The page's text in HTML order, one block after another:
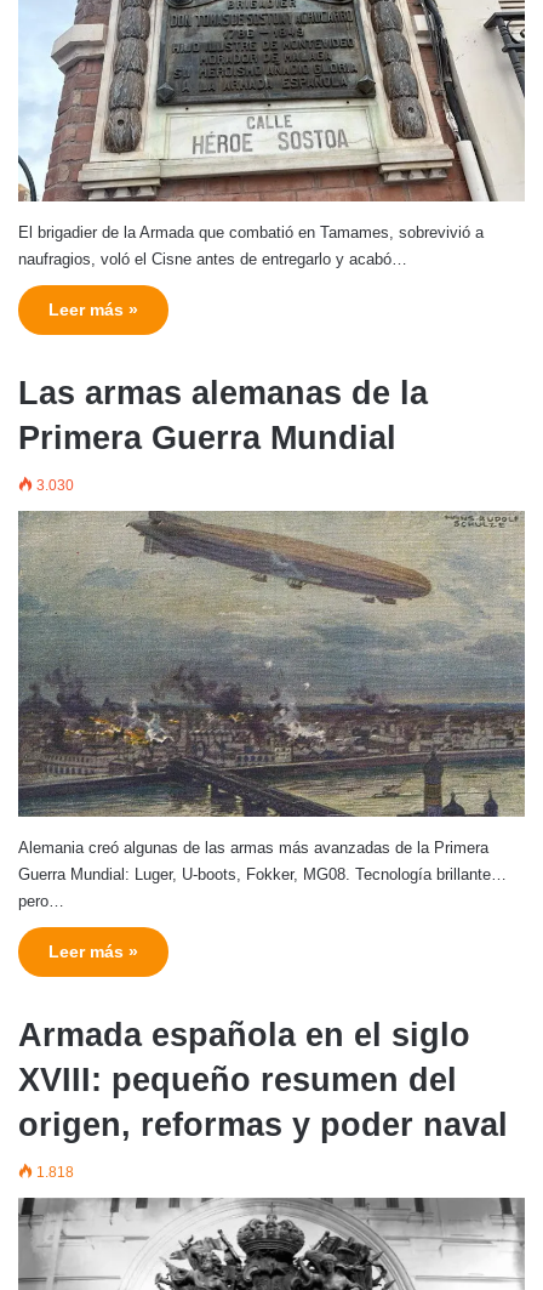
El brigadier de la Armada que combatió en Tamames, sobrevivió a
naufragios, voló el Cisne antes de entregarlo y acabó…
Leer más »
Las armas alemanas de la
Primera Guerra Mundial
3.030
Alemania creó algunas de las armas más avanzadas de la Primera
Guerra Mundial: Luger, U-boots, Fokker, MG08. Tecnología brillante…
pero…
Leer más »
Armada española en el siglo
XVIII: pequeño resumen del
origen, reformas y poder naval
1.818